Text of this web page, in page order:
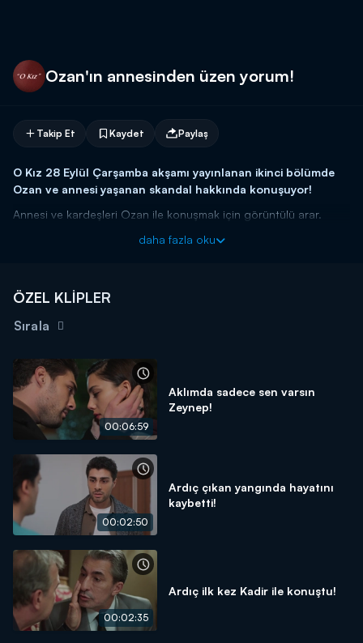
Ozan'ın annesinden üzen yorum!
Takip Et Kaydet Paylaş
O Kız 28 Eylül Çarşamba akşamı yayınlanan ikinci bölümde
Ozan ve annesi yaşanan skandal hakkında konuşuyor!
Annesi ve kardeşleri Ozan ile konuşmak için görüntülü arar.
daha fazla oku
ÖZEL KLİPLER
Sırala
00:06:59
Aklımda sadece sen varsın
Zeynep!
00:02:50
Ardıç çıkan yangında hayatını
kaybetti!
00:02:35
Ardıç ilk kez Kadir ile konuştu!